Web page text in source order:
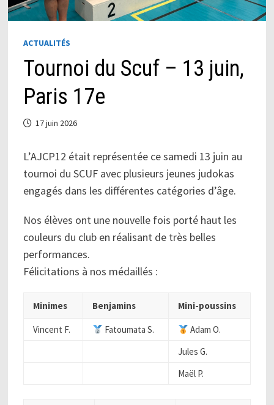
ACTUALITÉS
Tournoi du Scuf – 13 juin,
Paris 17e
17 juin 2026
L’AJCP12 était représentée ce samedi 13 juin au
tournoi du SCUF avec plusieurs jeunes judokas
engagés dans les différentes catégories d’âge.
Nos élèves ont une nouvelle fois porté haut les
couleurs du club en réalisant de très belles
performances.
Félicitations à nos médaillés :
Minimes Benjamins Mini-poussins
Vincent F. Fatoumata S.
Adam O.
Jules G.
Maël P.